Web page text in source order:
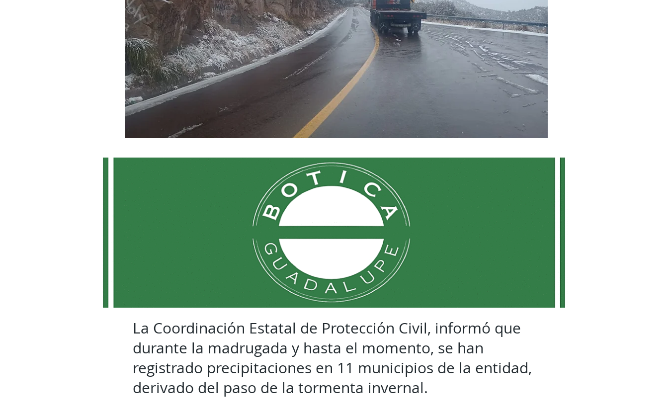
La Coordinación Estatal de Protección Civil, informó que
durante la madrugada y hasta el momento, se han
registrado precipitaciones en 11 municipios de la entidad,
derivado del paso de la tormenta invernal.